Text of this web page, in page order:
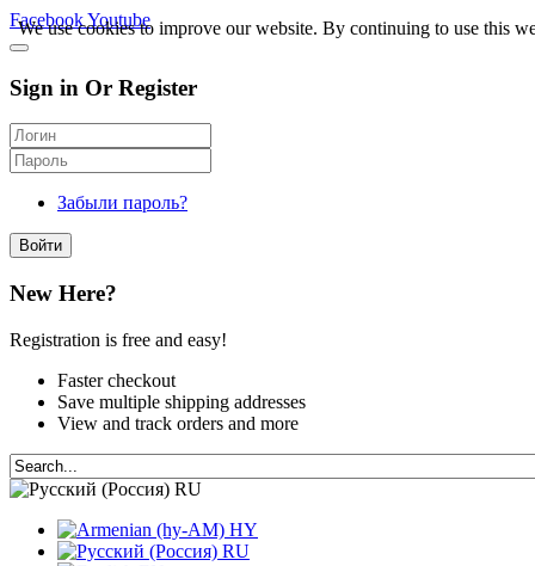
FacebookYoutube
Sign in Or Register
Забыли пароль?
Войти
New Here?
Registration is free and easy!
Faster checkout
Save multiple shipping addresses
View and track orders and more
RU
HY
RU
We use cookies to improve our website. By continuing to use this